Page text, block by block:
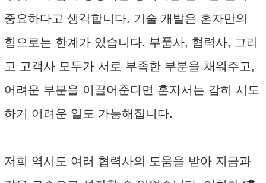
중요하다고 생각합니다. 기술 개발은 혼자만의
힘으로는 한계가 있습니다. 부품사, 협력사, 그리
고 고객사 모두가 서로 부족한 부분을 채워주고,
어려운 부분을 이끌어준다면 혼자서는 감히 시도
하기 어려운 일도 가능해집니다.
저희 역시도 여러 협력사의 도움을 받아 지금과